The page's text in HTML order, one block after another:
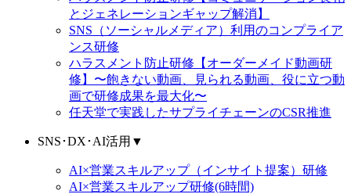
とジェネレーションギャップ解消】
SNS（ソーシャルメディア）利用のコンプライア
ンス研修
ハラスメント防止研修【オーダーメイド動画研
修】〜飽きない動画、見られる動画、役に立つ動
画で研修成果を最大化〜
任天堂で実践したサプライチェーンのCSR推進
SNS･DX･AI活用 ▼
AI×営業スキルアップ（インサイト提案）研修
AI×営業スキルアップ研修(6時間)